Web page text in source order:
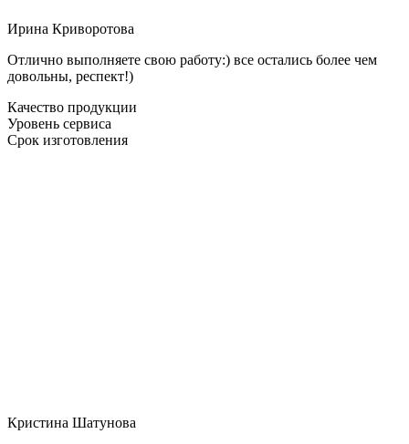
Ирина Криворотова
Отлично выполняете свою работу:) все остались более чем
довольны, респект!)
Качество продукции
Уровень сервиса
Срок изготовления
Кристина Шатунова